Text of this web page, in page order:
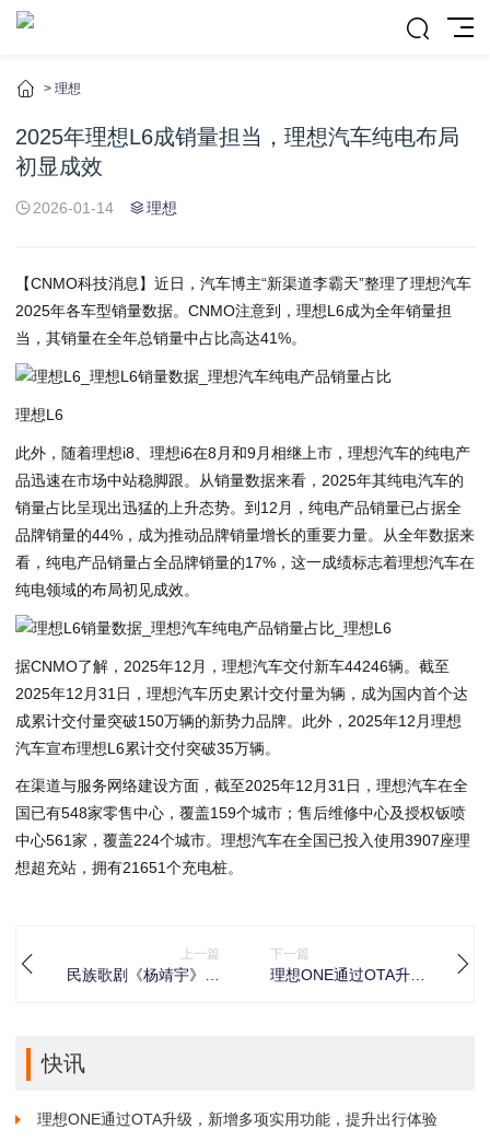
> 理想
2025年理想L6成销量担当，理想汽车纯电布局
初显成效
2026-01-14 理想
【CNMO科技消息】近日，汽车博主“新渠道李霸天”整理了理想汽车
2025年各车型销量数据。CNMO注意到，理想L6成为全年销量担
当，其销量在全年总销量中占比高达41%。
理想L6
此外，随着理想i8、理想i6在8月和9月相继上市，理想汽车的纯电产
品迅速在市场中站稳脚跟。从销量数据来看，2025年其纯电汽车的
销量占比呈现出迅猛的上升态势。到12月，纯电产品销量已占据全
品牌销量的44%，成为推动品牌销量增长的重要力量。从全年数据来
看，纯电产品销量占全品牌销量的17%，这一成绩标志着理想汽车在
纯电领域的布局初见成效。
据CNMO了解，2025年12月，理想汽车交付新车44246辆。截至
2025年12月31日，理想汽车历史累计交付量为辆，成为国内首个达
成累计交付量突破150万辆的新势力品牌。此外，2025年12月理想
汽车宣布理想L6累计交付突破35万辆。
在渠道与服务网络建设方面，截至2025年12月31日，理想汽车在全
国已有548家零售中心，覆盖159个城市；售后维修中心及授权钣喷
中心561家，覆盖224个城市。理想汽车在全国已投入使用3907座理
想超充站，拥有21651个充电桩。
上一篇
民族歌剧《杨靖宇》创
下一篇
理想ONE通过OTA升
快讯
理想ONE通过OTA升级，新增多项实用功能，提升出行体验